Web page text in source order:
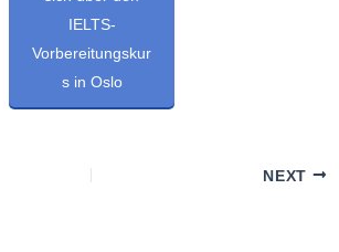
IELTS-
Vorbereitungskur
s in Oslo
NEXT